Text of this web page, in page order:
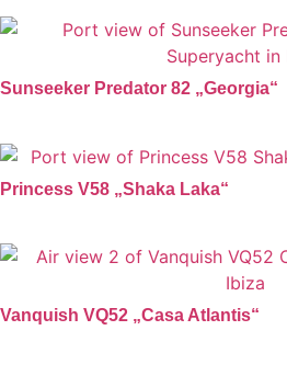
Sunseeker Predator 82 „Georgia“
Princess V58 „Shaka Laka“
Vanquish VQ52 „Casa Atlantis“